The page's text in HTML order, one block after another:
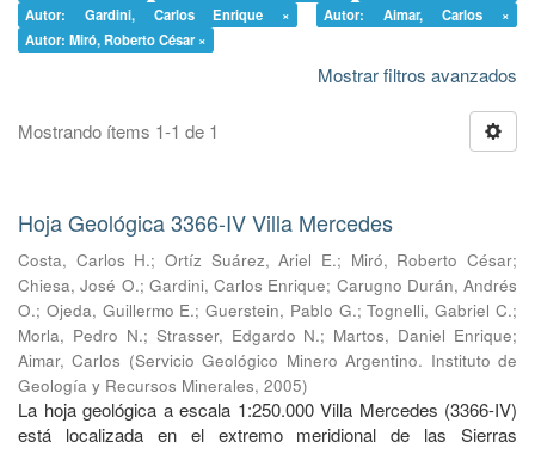
Autor: Gardini, Carlos Enrique ×
Autor: Aimar, Carlos ×
Autor: Miró, Roberto César ×
Mostrar filtros avanzados
Mostrando ítems 1-1 de 1
Hoja Geológica 3366-IV Villa Mercedes
Costa, Carlos H.;Ortíz Suárez, Ariel E.; Miró, Roberto César;
Chiesa, José O.; Gardini, Carlos Enrique; Carugno Durán, Andrés
O.; Ojeda, Guillermo E.;Guerstein, Pablo G.;Tognelli, Gabriel C.;
Morla, Pedro N.; Strasser, Edgardo N.; Martos, Daniel Enrique;
Aimar, Carlos (Servicio Geológico Minero Argentino. Instituto de
Geología y Recursos Minerales, 2005)
La hoja geológica a escala 1:250.000 Villa Mercedes (3366-IV)
está localizada en el extremo meridional de las Sierras